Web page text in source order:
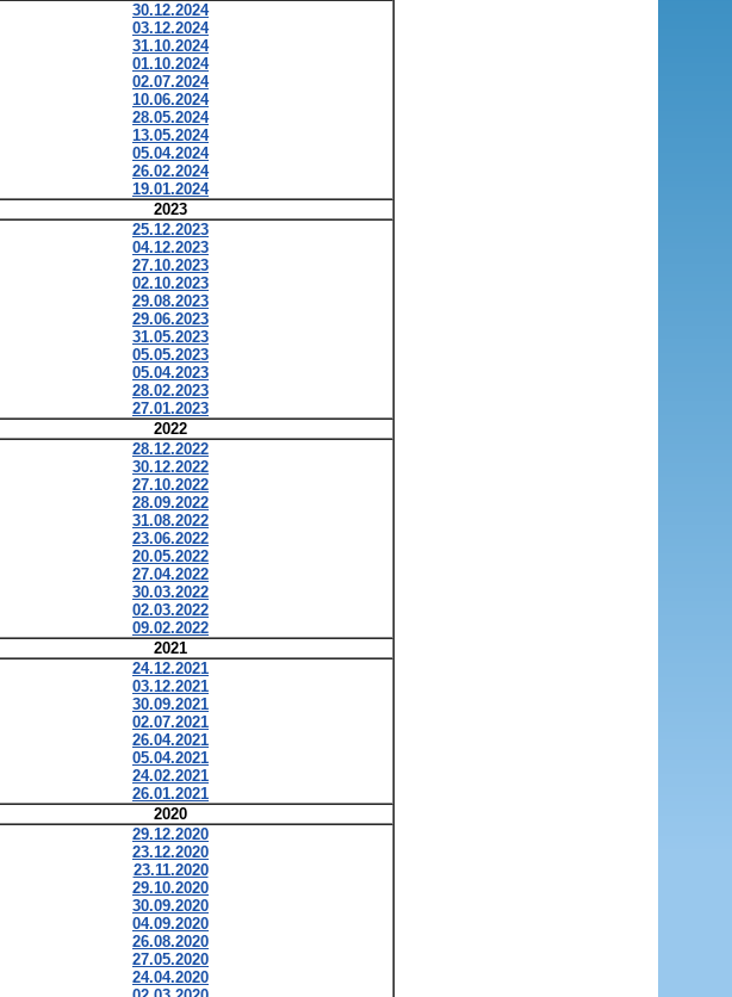
30.12.2024
03.12.2024
31.10.2024
01.10.2024
02.07.2024
10.06.2024
28.05.2024
13.05.2024
05.04.2024
26.02.2024
19.01.2024
2023
25.12.2023
04.12.2023
27.10.2023
02.10.2023
29.08.2023
29.06.2023
31.05.2023
05.05.2023
05.04.2023
28.02.2023
27.01.2023
2022
28.12.2022
30.12.2022
27.10.2022
28.09.2022
31.08.2022
23.06.2022
20.05.2022
27.04.2022
30.03.2022
02.03.2022
09.02.2022
2021
24.12.2021
03.12.2021
30.09.2021
02.07.2021
26.04.2021
05.04.2021
24.02.2021
26.01.2021
2020
29.12.2020
23.12.2020
23.11.2020
29.10.2020
30.09.2020
04.09.2020
26.08.2020
27.05.2020
24.04.2020